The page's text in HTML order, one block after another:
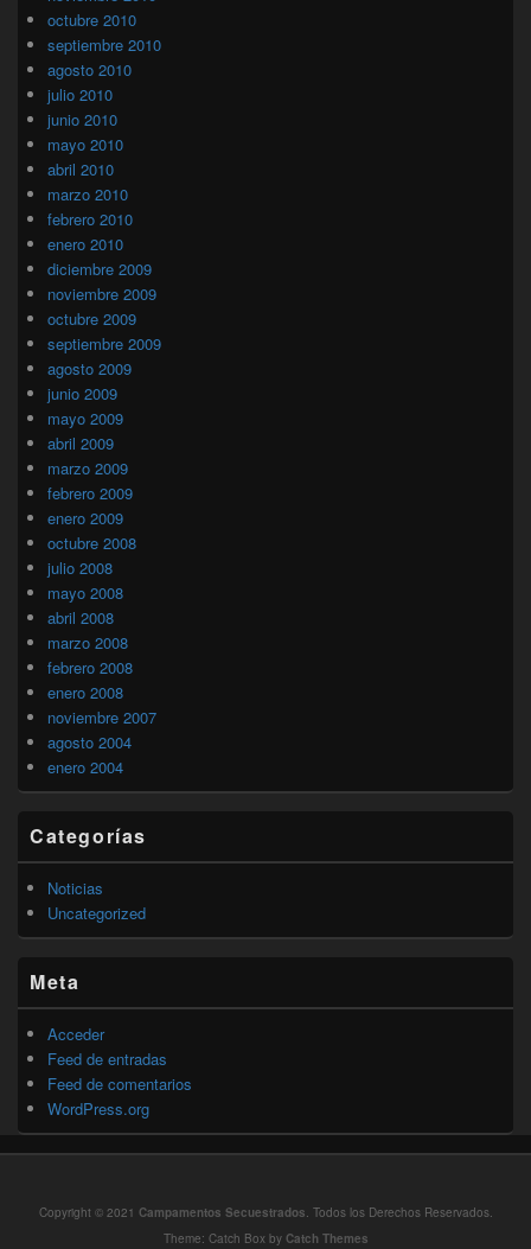
octubre 2010
septiembre 2010
agosto 2010
julio 2010
junio 2010
mayo 2010
abril 2010
marzo 2010
febrero 2010
enero 2010
diciembre 2009
noviembre 2009
octubre 2009
septiembre 2009
agosto 2009
junio 2009
mayo 2009
abril 2009
marzo 2009
febrero 2009
enero 2009
octubre 2008
julio 2008
mayo 2008
abril 2008
marzo 2008
febrero 2008
enero 2008
noviembre 2007
agosto 2004
enero 2004
Categorías
Noticias
Uncategorized
Meta
Acceder
Feed de entradas
Feed de comentarios
WordPress.org
Copyright © 2021 Campamentos Secuestrados. Todos los Derechos Reservados.
Theme: Catch Box by Catch Themes